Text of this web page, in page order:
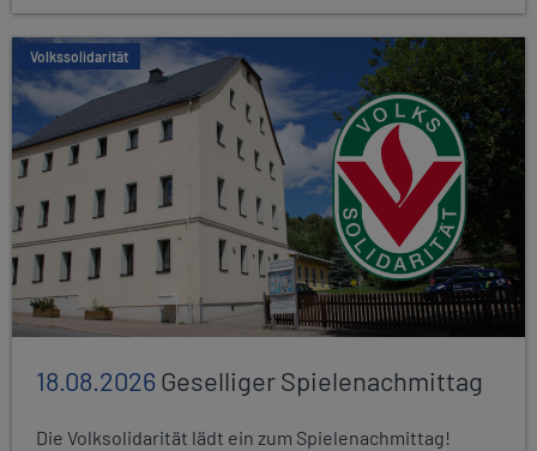
Volkssolidarität
18.08.2026Geselliger Spielenachmittag
Die Volksolidarität lädt ein zum Spielenachmittag!